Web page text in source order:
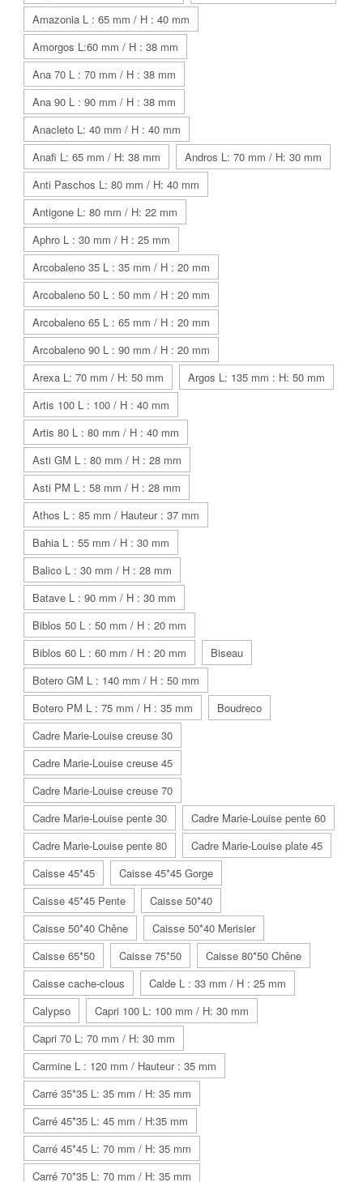
Amazonia L : 65 mm / H : 40 mm
Amorgos L:60 mm / H : 38 mm
Ana 70 L : 70 mm / H : 38 mm
Ana 90 L : 90 mm / H : 38 mm
Anacleto L: 40 mm / H : 40 mm
Anafi L: 65 mm / H: 38 mm
Andros L: 70 mm / H: 30 mm
Anti Paschos L: 80 mm / H: 40 mm
Antigone L: 80 mm / H: 22 mm
Aphro L : 30 mm / H : 25 mm
Arcobaleno 35 L : 35 mm / H : 20 mm
Arcobaleno 50 L : 50 mm / H : 20 mm
Arcobaleno 65 L : 65 mm / H : 20 mm
Arcobaleno 90 L : 90 mm / H : 20 mm
Arexa L: 70 mm / H: 50 mm
Argos L: 135 mm : H: 50 mm
Artis 100 L : 100 / H : 40 mm
Artis 80 L : 80 mm / H : 40 mm
Asti GM L : 80 mm / H : 28 mm
Asti PM L : 58 mm / H : 28 mm
Athos L : 85 mm / Hauteur : 37 mm
Bahia L : 55 mm / H : 30 mm
Balico L : 30 mm / H : 28 mm
Batave L : 90 mm / H : 30 mm
Biblos 50 L : 50 mm / H : 20 mm
Biblos 60 L : 60 mm / H : 20 mm
Biseau
Botero GM L : 140 mm / H : 50 mm
Botero PM L : 75 mm / H : 35 mm
Boudreco
Cadre Marie-Louise creuse 30
Cadre Marie-Louise creuse 45
Cadre Marie-Louise creuse 70
Cadre Marie-Louise pente 30
Cadre Marie-Louise pente 60
Cadre Marie-Louise pente 80
Cadre Marie-Louise plate 45
Caisse 45*45
Caisse 45*45 Gorge
Caisse 45*45 Pente
Caisse 50*40
Caisse 50*40 Chêne
Caisse 50*40 Merisier
Caisse 65*50
Caisse 75*50
Caisse 80*50 Chêne
Caisse cache-clous
Calde L : 33 mm / H : 25 mm
Calypso
Capri 100 L: 100 mm / H: 30 mm
Capri 70 L: 70 mm / H: 30 mm
Carmine L : 120 mm / Hauteur : 35 mm
Carré 35*35 L: 35 mm / H: 35 mm
Carré 45*35 L: 45 mm / H:35 mm
Carré 45*45 L: 70 mm / H: 35 mm
Carré 70*35 L: 70 mm / H: 35 mm